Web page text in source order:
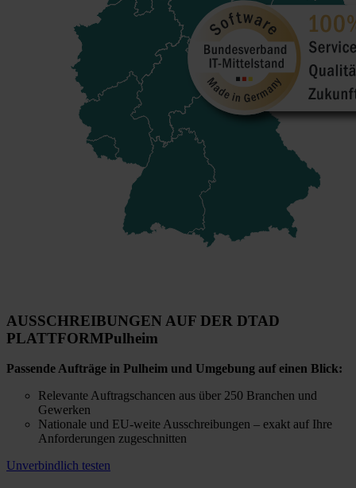
AUSSCHREIBUNGEN AUF DER DTAD
PLATTFORMPulheim
Passende Aufträge in Pulheim und Umgebung auf einen Blick:
Relevante Auftragschancen aus über 250 Branchen und
Gewerken
Nationale und EU-weite Ausschreibungen – exakt auf Ihre
Anforderungen zugeschnitten
Unverbindlich testen